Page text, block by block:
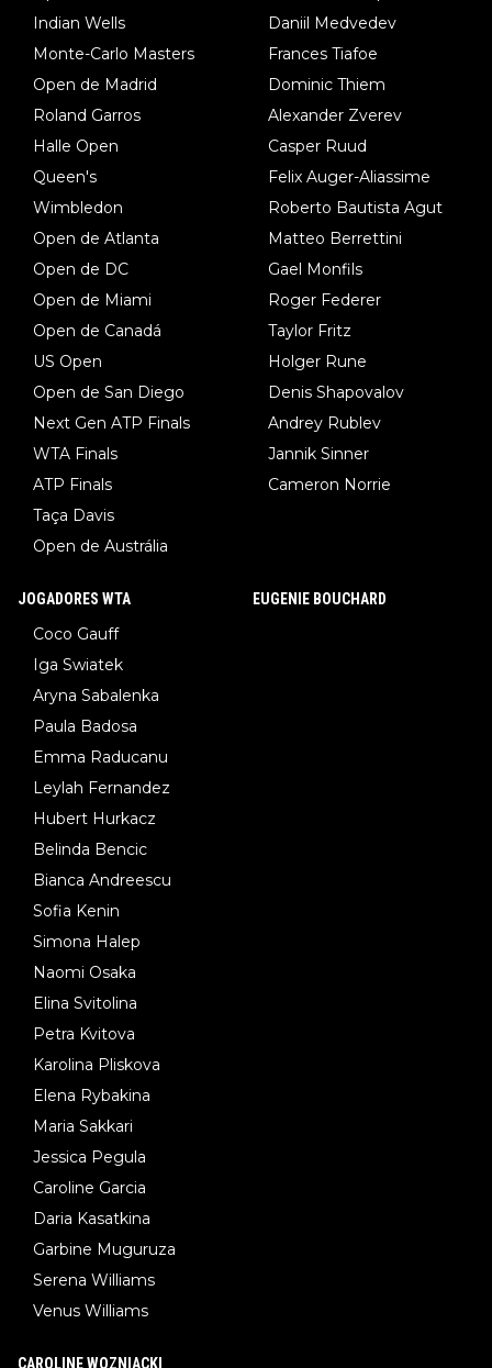
Indian Wells
Monte-Carlo Masters
Open de Madrid
Roland Garros
Halle Open
Queen's
Wimbledon
Open de Atlanta
Open de DC
Open de Miami
Open de Canadá
US Open
Open de San Diego
Next Gen ATP Finals
WTA Finals
ATP Finals
Taça Davis
Open de Austrália
Daniil Medvedev
Frances Tiafoe
Dominic Thiem
Alexander Zverev
Casper Ruud
Felix Auger-Aliassime
Roberto Bautista Agut
Matteo Berrettini
Gael Monfils
Roger Federer
Taylor Fritz
Holger Rune
Denis Shapovalov
Andrey Rublev
Jannik Sinner
Cameron Norrie
JOGADORES WTA
Coco Gauff
Iga Swiatek
Aryna Sabalenka
Paula Badosa
Emma Raducanu
Leylah Fernandez
Hubert Hurkacz
Belinda Bencic
Bianca Andreescu
Sofia Kenin
Simona Halep
Naomi Osaka
Elina Svitolina
Petra Kvitova
Karolina Pliskova
Elena Rybakina
Maria Sakkari
Jessica Pegula
Caroline Garcia
Daria Kasatkina
Garbine Muguruza
Serena Williams
Venus Williams
EUGENIE BOUCHARD
CAROLINE WOZNIACKI